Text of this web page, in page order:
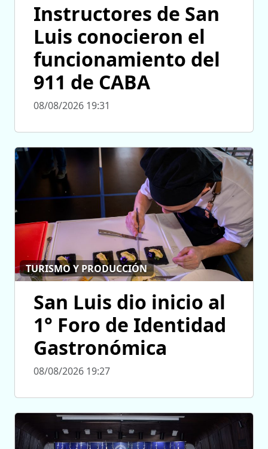
Instructores de San
Luis conocieron el
funcionamiento del
911 de CABA
08/08/2026 19:31
TURISMO Y PRODUCCIÓN
San Luis dio inicio al
1° Foro de Identidad
Gastronómica
08/08/2026 19:27